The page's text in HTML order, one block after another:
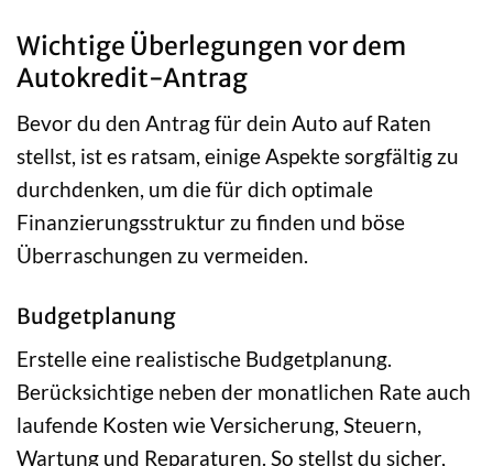
Wichtige Überlegungen vor dem
Autokredit-Antrag
Bevor du den Antrag für dein Auto auf Raten
stellst, ist es ratsam, einige Aspekte sorgfältig zu
durchdenken, um die für dich optimale
Finanzierungsstruktur zu finden und böse
Überraschungen zu vermeiden.
Budgetplanung
Erstelle eine realistische Budgetplanung.
Berücksichtige neben der monatlichen Rate auch
laufende Kosten wie Versicherung, Steuern,
Wartung und Reparaturen. So stellst du sicher,